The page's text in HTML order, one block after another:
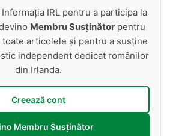
IRL pentru a participa la
Membru Susținător pentru
toate articolele și pentru a susține
independent dedicat românilor
din Irlanda.
Creează cont
Membru Susținător